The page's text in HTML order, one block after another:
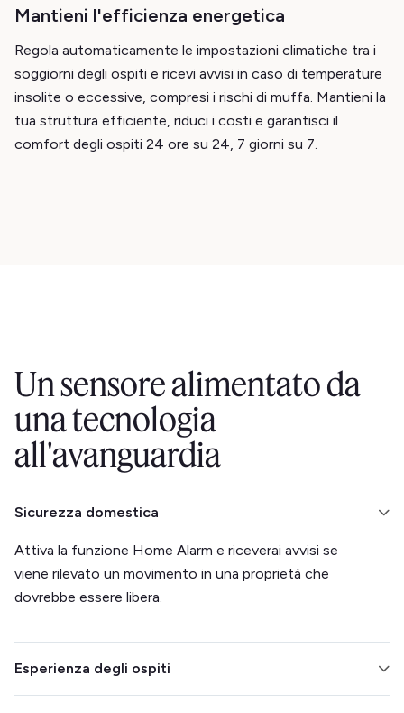
Mantieni l'efficienza energetica
Regola automaticamente le impostazioni climatiche tra i
soggiorni degli ospiti e ricevi avvisi in caso di temperature
insolite o eccessive, compresi i rischi di muffa. Mantieni la
tua struttura efficiente, riduci i costi e garantisci il
comfort degli ospiti 24 ore su 24, 7 giorni su 7.
Un sensore alimentato da
una tecnologia
all'avanguardia
Sicurezza domestica
Attiva la funzione Home Alarm e riceverai avvisi se
viene rilevato un movimento in una proprietà che
dovrebbe essere libera.
Esperienza degli ospiti